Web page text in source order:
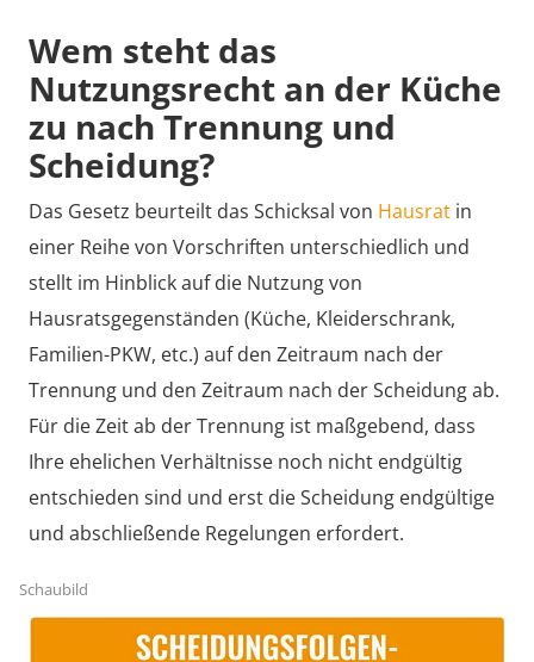
Wem steht das
Nutzungsrecht an der Küche
zu nach Trennung und
Scheidung?
Schaubild
Das Gesetz beurteilt das Schicksal von Hausrat in
einer Reihe von Vorschriften unterschiedlich und
stellt im Hinblick auf die Nutzung von
Hausratsgegenständen (Küche, Kleiderschrank,
Familien-PKW, etc.) auf den Zeitraum nach der
Trennung und den Zeitraum nach der Scheidung ab.
Für die Zeit ab der Trennung ist maßgebend, dass
Ihre ehelichen Verhältnisse noch nicht endgültig
entschieden sind und erst die Scheidung endgültige
und abschließende Regelungen erfordert.